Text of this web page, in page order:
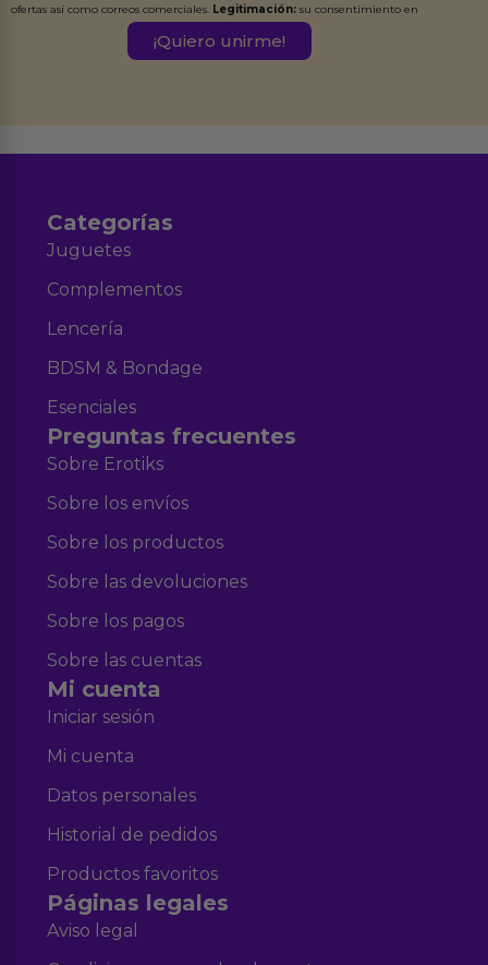
ofertas así como correos comerciales. Legitimación: su consentimiento en
Destinatarios:Ferran Roig Muñoz. Podrás ejercer tus
Categorías
Juguetes
Complementos
Lencería
BDSM & Bondage
Esenciales
Preguntas frecuentes
Sobre Erotiks
Sobre los envíos
Sobre los productos
Sobre las devoluciones
Sobre los pagos
Sobre las cuentas
Mi cuenta
Iniciar sesión
Mi cuenta
Datos personales
Historial de pedidos
Productos favoritos
Páginas legales
Aviso legal